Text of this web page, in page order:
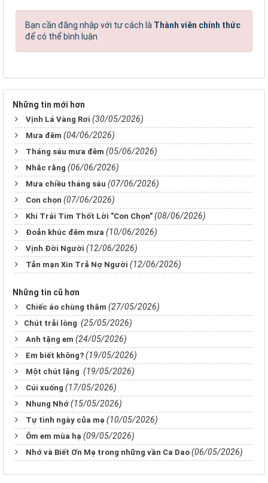
Bạn cần đăng nhập với tư cách là Thành viên chính thức
để có thể bình luận
Những tin mới hơn
Vịnh Lá Vàng Rơi (30/05/2026)
Mưa đêm (04/06/2026)
Tháng sáu mưa đêm (05/06/2026)
Nhắc rằng (06/06/2026)
Mưa chiều tháng sáu (07/06/2026)
Con chọn (07/06/2026)
Khi Trái Tim Thốt Lời "Con Chọn" (08/06/2026)
Đoản khúc đêm mưa (10/06/2026)
Vịnh Đời Người (12/06/2026)
Tản mạn Xin Trả Nợ Người (12/06/2026)
Những tin cũ hơn
Chiếc áo chùng thâm (27/05/2026)
​​​​​​​Chút trải lòng (25/05/2026)
Anh tặng em (24/05/2026)
Em biết không? (19/05/2026)
Một chút lặng (19/05/2026)
Cúi xuống (17/05/2026)
Nhung Nhớ (15/05/2026)
Tự tình ngày của mẹ (10/05/2026)
Ôm em mùa hạ (09/05/2026)
Nhớ và Biết Ơn Mẹ trong những vần Ca Dao (06/05/2026)